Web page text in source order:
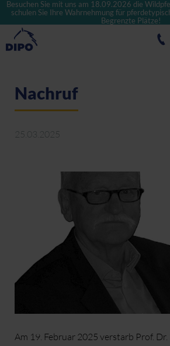
Besuchen Sie mit uns am 18.09.2026 die
schulen Sie Ihre Wahrnehmung für
Begrenzte Plätze!
Nachruf
25.03.2025
Am 19. Februar 2025 verstarb Prof.